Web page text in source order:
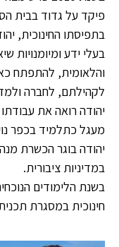
פיקד על גדוד בבית
בתפיסתו החינוכית,
בעלי ידע
והלאומית, להתפתח
לקהילתם, לחברה
יהודה רואה את
מעגל כתלמיד בכפר
יהודה בוגר הכשרת
במדיניות ציבורית.
בשנת הלימודים
חינוכית במסגרת